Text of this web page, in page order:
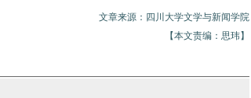
文章来源：四川大学文学与新闻学院
【本文责编：思玮】